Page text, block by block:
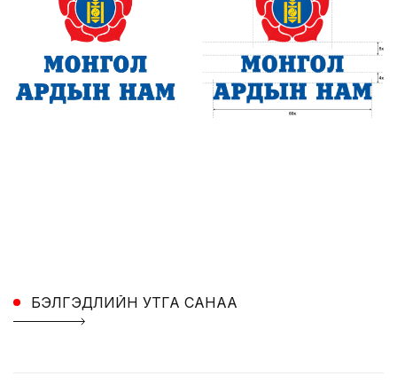
БЭЛГЭДЛИЙН УТГА САНАА